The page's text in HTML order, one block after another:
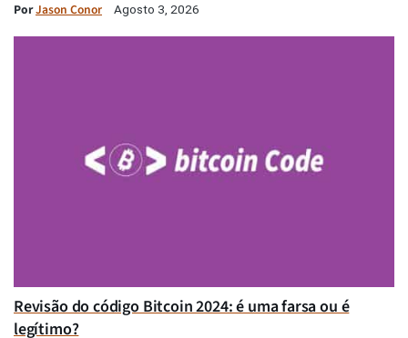
PorJason Conor Agosto 3, 2026
Revisão do código Bitcoin 2024: é uma farsa ou é
legítimo?